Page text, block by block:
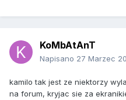
KoMbAtAnT
Napisano 27 Marzec
kamilo tak jest ze niektorzy
na forum, kryjac sie za